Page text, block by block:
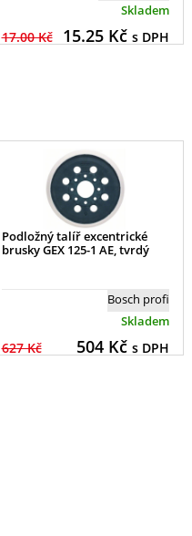
Skladem
17.00 Kč 15.25Kč s DPH
Podložný talíř excentrické
brusky GEX 125-1 AE, tvrdý
Bosch profi
Skladem
627 Kč 504Kč s DPH